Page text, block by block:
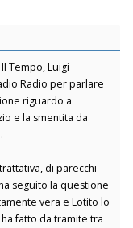
Tempo, Luigi
Radio per parlare
riguardo a
e la smentita da
di parecchi
seguito la questione
vera e Lotito lo
ha fatto da tramite tra